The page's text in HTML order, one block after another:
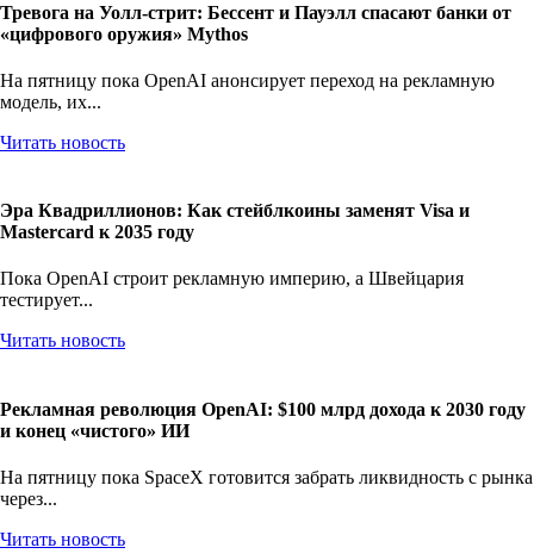
Тревога на Уолл-стрит: Бессент и Пауэлл спасают банки от
«цифрового оружия» Mythos
На пятницу пока OpenAI анонсирует переход на рекламную
модель, их...
Читать новость
Эра Квадриллионов: Как стейблкоины заменят Visa и
Mastercard к 2035 году
Пока OpenAI строит рекламную империю, а Швейцария
тестирует...
Читать новость
Рекламная революция OpenAI: $100 млрд дохода к 2030 году
и конец «чистого» ИИ
На пятницу пока SpaceX готовится забрать ликвидность с рынка
через...
Читать новость